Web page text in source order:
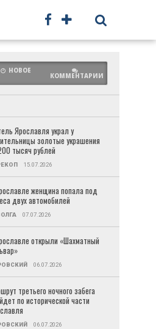
ПРОЧЕЕ
НОВОЕ
КОММЕНТАРИИ
Ярославля украл у
золотые украшения
тысяч рублей
15.07.2026
женщина попала под
двух автомобилей
07.07.2026
открыли «Шахматный
06.07.2026
третьего ночного забега
по исторической части
06.07.2026